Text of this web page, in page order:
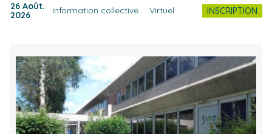
26 Août.
2026
Information collective Virtuel INSCRIPTION
Photo